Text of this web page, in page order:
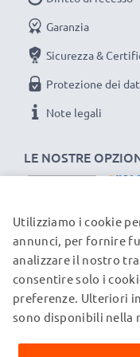
rapida e 3 anni di
LE NOSTRE
Garanzia
Sicurezza &
Protezione dei
Note legali
I NOSTRI
© subtel.ch 2026
Tutti i prezzi sono
spedizione. Si prega
menzionati sulle
Utilizziamo i cookie
annunci, per fornire
analizzare il nostro
consentire solo i
preferenze. Ulteriori
sono disponibili nella